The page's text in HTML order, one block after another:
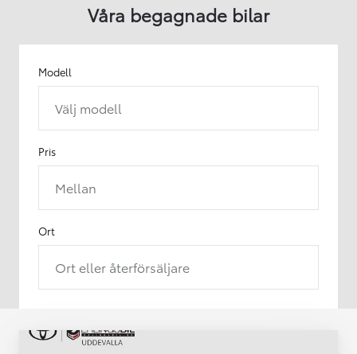
Våra begagnade bilar
Modell
Välj modell
Pris
Mellan
Ort
Ort eller återförsäljare